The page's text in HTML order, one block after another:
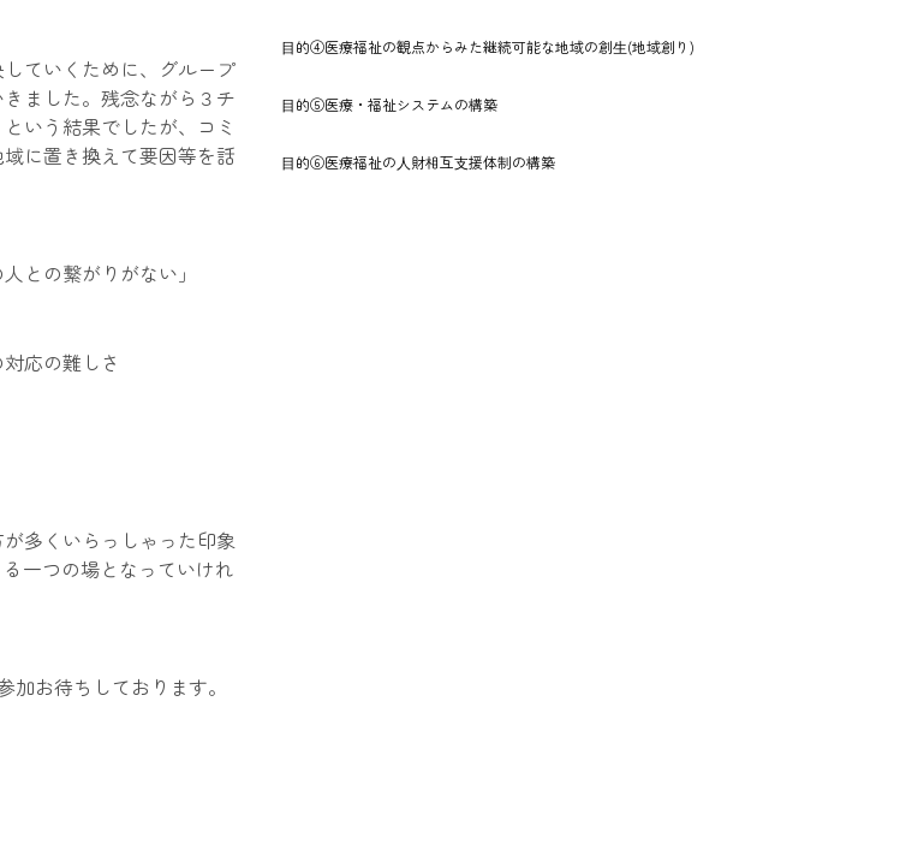
ていくために、グループ
ました。残念ながら３チ
いう結果でしたが、コミ
に置き換えて要因等を話
との繋がりがない」
応の難しさ
多くいらっしゃった印象
一つの場となっていけれ
加お待ちしております。
⽬的④医療福祉の観点からみた継続可能な地域の創⽣(地域創り)
⽬的⑤医療・福祉システムの構築
⽬的⑥医療福祉の⼈財相互⽀援体制の構築